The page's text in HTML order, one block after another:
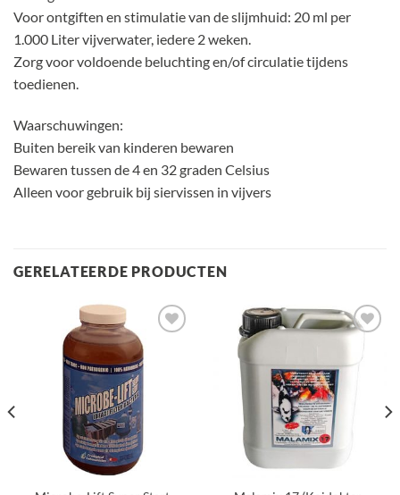
Voor ontgiften en stimulatie van de slijmhuid: 20 ml per
1.000 Liter vijverwater, iedere 2 weken.
Zorg voor voldoende beluchting en/of circulatie tijdens
toedienen.
Waarschuwingen:
Buiten bereik van kinderen bewaren
Bewaren tussen de 4 en 32 graden Celsius
Alleen voor gebruik bij siervissen in vijvers
GERELATEERDE PRODUCTEN
Toevoegen
verlanglijst
verlanglijst